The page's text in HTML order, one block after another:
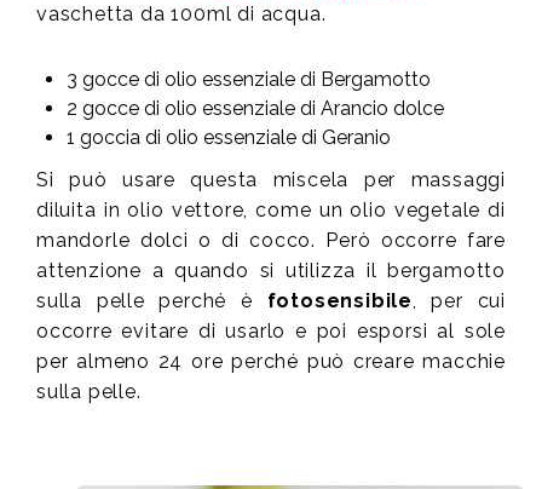
vaschetta da 100ml di acqua.
3 gocce di olio essenziale di Bergamotto
2 gocce di olio essenziale di Arancio dolce
1 goccia di olio essenziale di Geranio
Si può usare questa miscela per massaggi
diluita in olio vettore, come un olio vegetale di
mandorle dolci o di cocco. Però occorre fare
attenzione a quando si utilizza il bergamotto
sulla pelle perché è fotosensibile, per cui
occorre evitare di usarlo e poi esporsi al sole
per almeno 24 ore perché può creare macchie
sulla pelle.